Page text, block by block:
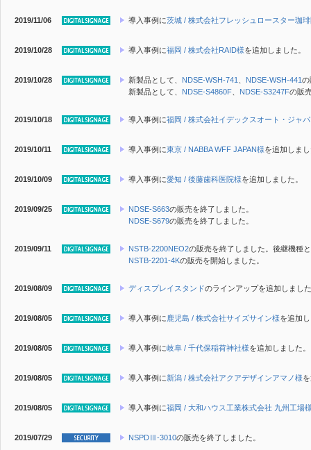
2019/11/06 導入事例に茨城 / 株式会社フレッシュロースター珈
2019/10/28 導入事例に福岡 / 株式会社RAID様を追加しました。
2019/10/28 新製品として、 NDSE-WSH-741 NDSE-WSH-441の
新製品として、 NDSE-S4860F NDSE-S3247Fの販
2019/10/18 導入事例に福岡 / 株式会社イデックスオート・ジャ
2019/10/11 導入事例に東京 / NABBA WFF JAPAN様を追加しま
2019/10/09 導入事例に愛知 / 後藤歯科医院様を追加しました。
2019/09/25 NDSE-S663の販売を終了しました。
NDSE-S679の販売を終了しました。
2019/09/11 NSTB-2200NEO2の販売を終了しました。後継機種
NSTB-2201-4Kの販売を開始しました。
2019/08/09 ディスプレイスタンドのラインアップを追加しまし
2019/08/05 導入事例に鹿児島 / 株式会社サイズサイン様を追加
2019/08/05 導入事例に岐阜 / 千代保稲荷神社様を追加しました。
2019/08/05 導入事例に新潟 / 株式会社アクアデザインアマノ様
2019/08/05 導入事例に福岡 / 大和ハウス工業株式会社 九州工場
2019/07/29 NSPDⅢ-3010の販売を終了しました。